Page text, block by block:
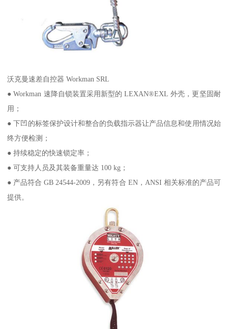
沃克曼速差自控器 Workman SRL
● Workman 速降自锁装置采用新型的 LEXAN®EXL 外壳，更坚固耐
用；
● 下凹的标签保护设计和整合的负载指示器让产品信息和使用情况始
终方便检测；
● 持续稳定的快速锁定率；
● 可支持人员及其装备重量达 100 kg；
● 产品符合 GB 24544-2009，另有符合 EN，ANSI 相关标准的产品可
提供。